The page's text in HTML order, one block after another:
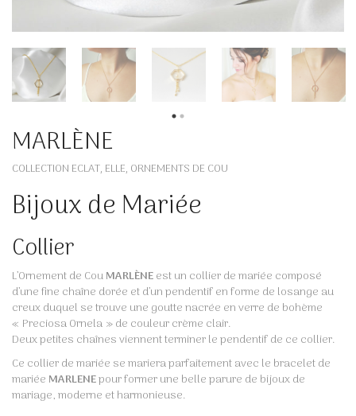
MARLÈNE
COLLECTION ECLAT ELLE ORNEMENTS DE COU
Bijoux de Mariée
Collier
L’Ornement de CouMARLÈNEest un collier de mariée composé
d’une fine chaîne dorée et d’un pendentif en forme de losange au
creux duquel se trouve une goutte nacrée en verre de bohème
« Preciosa Ornela » de couleur crème clair.
Deux petites chaînes viennent terminer le pendentif de ce collier.
Ce collier de mariée se mariera parfaitement avec le bracelet de
mariée MARLENEpour former une belle parure de bijoux de
mariage, moderne et harmonieuse.